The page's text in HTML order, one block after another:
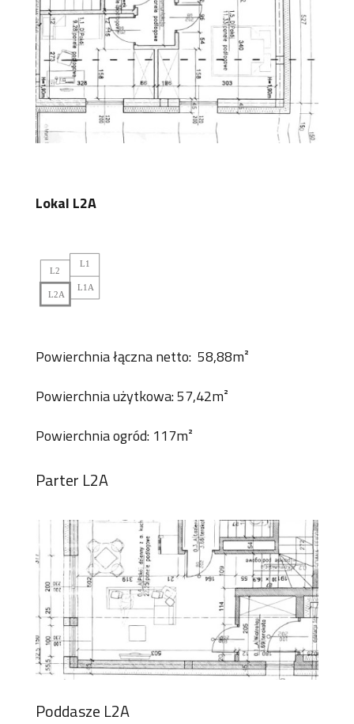
Lokal L2A
Powierchnia łączna netto: 58,88m²
Powierchnia użytkowa: 57,42m²
Powierchnia ogród: 117m²
Parter L2A
Poddasze L2A